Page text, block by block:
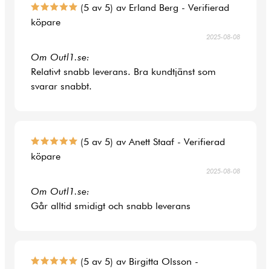
(5 av 5) av Erland Berg - Verifierad
köpare
2025-08-08
Om Outl1.se:
Relativt snabb leverans. Bra kundtjänst som
svarar snabbt.
(5 av 5) av Anett Staaf - Verifierad
köpare
2025-08-08
Om Outl1.se:
Går alltid smidigt och snabb leverans
(5 av 5) av Birgitta Olsson -